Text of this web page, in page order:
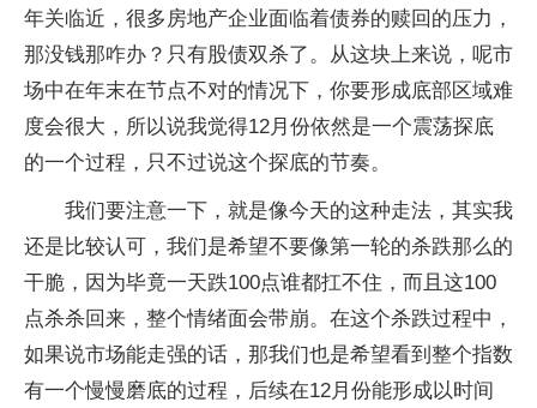
年关临近，很多房地产企业面临着债券的赎回的压力，
那没钱那咋办？只有股债双杀了。从这块上来说，呢市
场中在年末在节点不对的情况下，你要形成底部区域难
度会很大，所以说我觉得12月份依然是一个震荡探底
的一个过程，只不过说这个探底的节奏。
我们要注意一下，就是像今天的这种走法，其实我
还是比较认可，我们是希望不要像第一轮的杀跌那么的
干脆，因为毕竟一天跌100点谁都扛不住，而且这100
点杀杀回来，整个情绪面会带崩。在这个杀跌过程中，
如果说市场能走强的话，那我们也是希望看到整个指数
有一个慢慢磨底的过程，后续在12月份能形成以时间